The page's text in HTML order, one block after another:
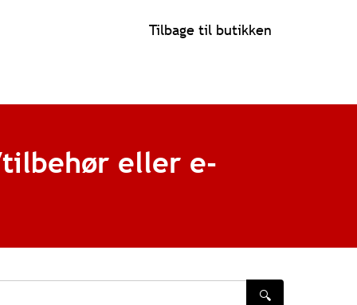
Tilbage til butikken
eller e-
🔍